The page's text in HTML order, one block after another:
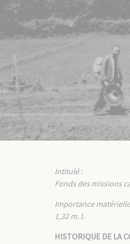
Intitulé :
Fonds des missions
Importance
1,32 m. l.
HISTORIQUE DE LA